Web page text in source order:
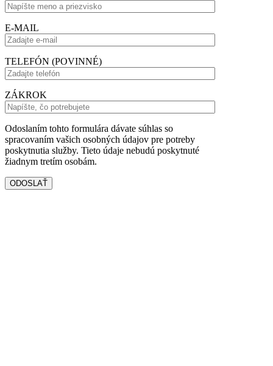
E-MAIL
TELEFÓN (POVINNÉ)
ZÁKROK
Odoslaním tohto formulára dávate súhlas so
spracovaním vašich osobných údajov pre potreby
poskytnutia služby. Tieto údaje nebudú poskytnuté
žiadnym tretím osobám.